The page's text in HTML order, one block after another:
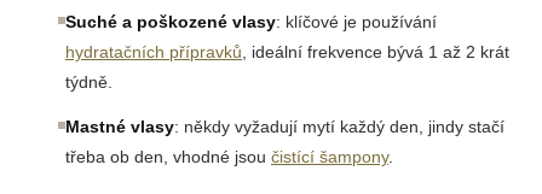
Suché a poškozené vlasy: klíčové je používání
hydratačních přípravků, ideální frekvence bývá 1 až 2 krát
týdně.
Mastné vlasy: někdy vyžadují mytí každý den, jindy stačí
třeba ob den, vhodné jsou čistící šampony.